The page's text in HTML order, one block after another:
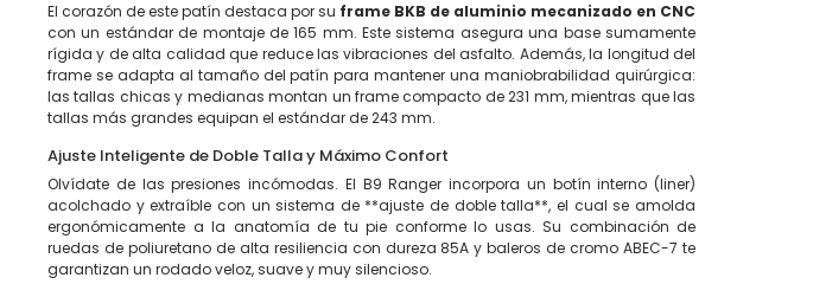
El corazón de este patín destaca por su frame BKB de aluminio mecanizado en CNC
con un estándar de montaje de 165 mm. Este sistema asegura una base sumamente
rígida y de alta calidad que reduce las vibraciones del asfalto. Además, la longitud del
frame se adapta al tamaño del patín para mantener una maniobrabilidad quirúrgica:
las tallas chicas y medianas montan un frame compacto de 231 mm, mientras que las
tallas más grandes equipan el estándar de 243 mm.
Ajuste Inteligente de Doble Talla y Máximo Confort
Olvídate de las presiones incómodas. El B9 Ranger incorpora un botín interno (liner)
acolchado y extraíble con un sistema de **ajuste de doble talla**, el cual se amolda
ergonómicamente a la anatomía de tu pie conforme lo usas. Su combinación de
ruedas de poliuretano de alta resiliencia con dureza 85A y baleros de cromo ABEC-7 te
garantizan un rodado veloz, suave y muy silencioso.